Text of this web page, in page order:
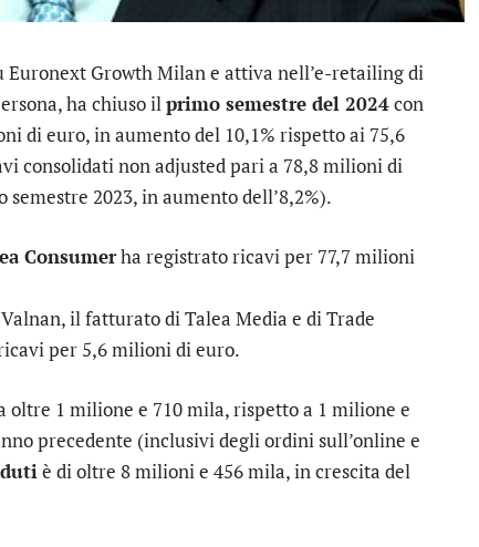
Euronext Growth Milan e attiva nell’e-retailing di
ha chiuso ilprimo semestre del 2024con
di euro, in aumento del 10,1% rispetto ai 75,6
consolidati non adjusted pari a 78,8 milioni di
2023, in aumento dell’8,2%).
Consumerha registrato ricavi per 77,7 milioni
il fatturato di Talea Media e di Trade
per 5,6 milioni di euro.
oltre 1 milione e 710 mila, rispetto a 1 milione e
precedente (inclusivi degli ordini sull’online e
è di oltre 8 milioni e 456 mila, in crescita del